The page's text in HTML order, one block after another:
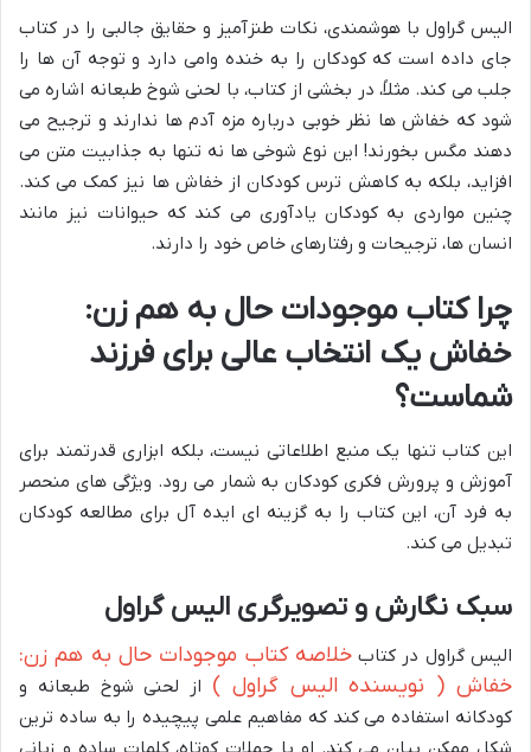
الیس گراول با هوشمندی، نکات طنزآمیز و حقایق جالبی را در کتاب
جای داده است که کودکان را به خنده وامی دارد و توجه آن ها را
جلب می کند. مثلاً، در بخشی از کتاب، با لحنی شوخ طبعانه اشاره می
شود که خفاش ها نظر خوبی درباره مزه آدم ها ندارند و ترجیح می
دهند مگس بخورند! این نوع شوخی ها نه تنها به جذابیت متن می
افزاید، بلکه به کاهش ترس کودکان از خفاش ها نیز کمک می کند.
چنین مواردی به کودکان یادآوری می کند که حیوانات نیز مانند
انسان ها، ترجیحات و رفتارهای خاص خود را دارند.
چرا کتاب موجودات حال به هم زن:
خفاش یک انتخاب عالی برای فرزند
شماست؟
این کتاب تنها یک منبع اطلاعاتی نیست، بلکه ابزاری قدرتمند برای
آموزش و پرورش فکری کودکان به شمار می رود. ویژگی های منحصر
به فرد آن، این کتاب را به گزینه ای ایده آل برای مطالعه کودکان
تبدیل می کند.
سبک نگارش و تصویرگری الیس گراول
الیس گراول در کتابخلاصه کتاب موجودات حال به هم زن:
خفاش ( نویسنده الیس گراول ) از لحنی شوخ طبعانه و
کودکانه استفاده می کند که مفاهیم علمی پیچیده را به ساده ترین